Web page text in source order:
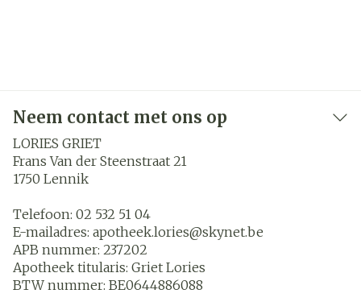
Neem contact met ons op
LORIES GRIET
Frans Van der Steenstraat 21
1750 Lennik
Telefoon: 02 532 51 04
E-mailadres: apotheek.lories@skynet.be
APB nummer: 237202
Apotheek titularis: Griet Lories
BTW nummer: BE0644886088